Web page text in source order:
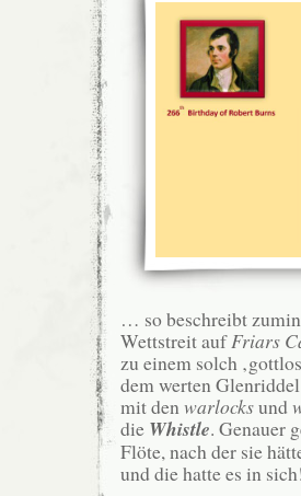
… so beschreibt
Wettstreit aufFriars
zu einem solch
dem werten
mit denwarlocksund
die Whistle. Genauer
Flöte, nach der sie
und die hatte es in sich!